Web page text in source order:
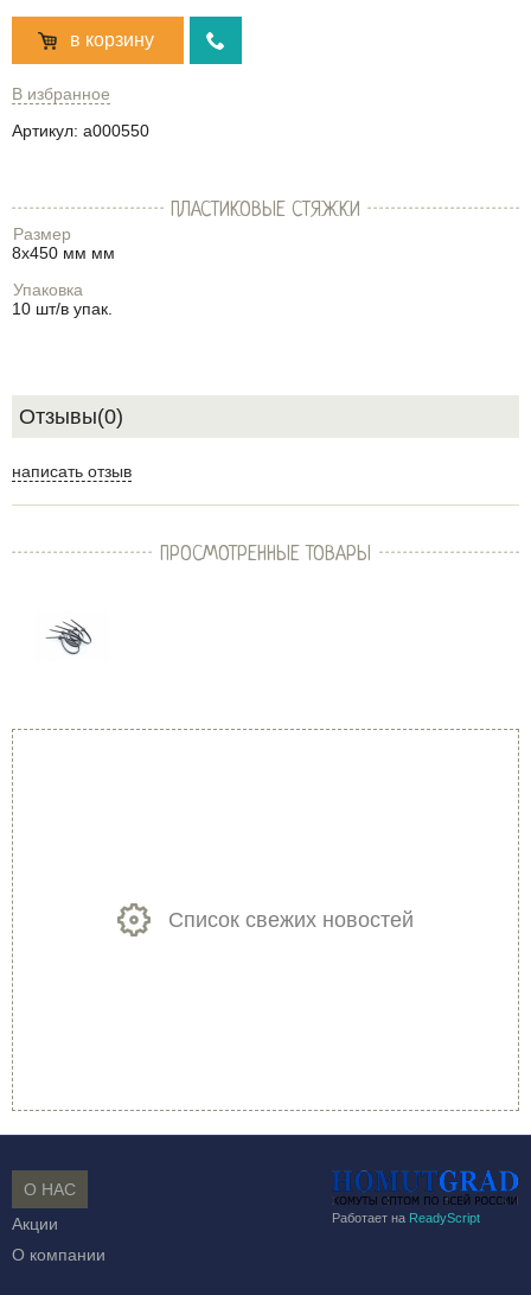
в корзину
В избранное
Артикул: a000550
ПЛАСТИКОВЫЕ СТЯЖКИ
Размер
8х450 мм мм
Упаковка
10 шт/в упак.
Отзывы(0)
написать отзыв
ПРОСМОТРЕННЫЕ ТОВАРЫ
Список свежих новостей
Работает на ReadyScript
О НАС
Акции
О компании